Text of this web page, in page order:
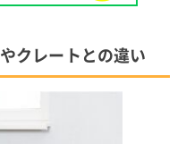
クレートとの違い